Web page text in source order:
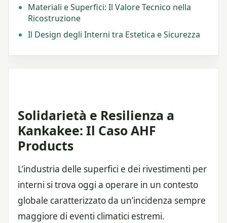
Materiali e Superfici: Il Valore Tecnico nella
Ricostruzione
Il Design degli Interni tra Estetica e Sicurezza
Solidarietà e Resilienza a
Kankakee: Il Caso AHF
Products
L’industria delle superfici e dei rivestimenti per
interni si trova oggi a operare in un contesto
globale caratterizzato da un’incidenza sempre
maggiore di eventi climatici estremi.